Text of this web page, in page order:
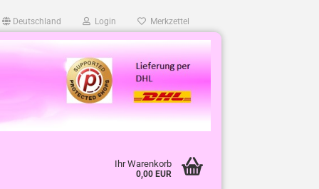
Deutschland Login Merkzettel
Ihr Warenkorb
0,00 EUR